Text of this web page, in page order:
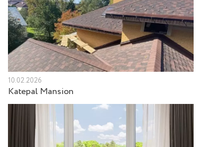
10.02.2026
Katepal Mansion